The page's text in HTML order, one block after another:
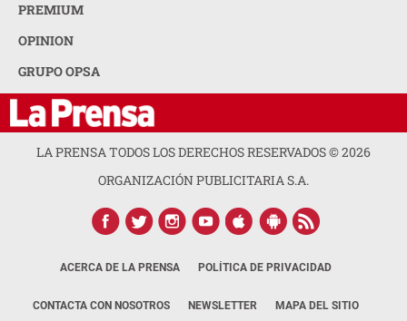
PREMIUM
OPINION
GRUPO OPSA
LA PRENSA TODOS LOS DERECHOS RESERVADOS ©2026
ORGANIZACIÓN PUBLICITARIA S.A.
ACERCA DE LA PRENSA POLÍTICA DE PRIVACIDAD
CONTACTA CON NOSOTROS NEWSLETTER MAPA DEL SITIO